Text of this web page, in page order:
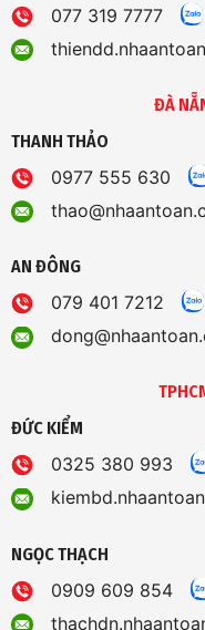
077 319 7777
ĐÀ
THANH THẢO
0977 555 630
AN ĐÔNG
079 401 7212
ĐỨC KIỂM
0325 380 993
NGỌC THẠCH
0909 609 854